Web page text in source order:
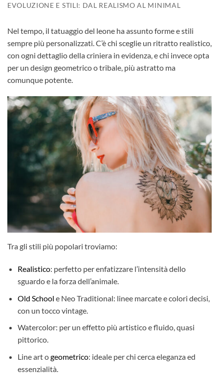
EVOLUZIONE E STILI: DAL REALISMO AL MINIMAL
Nel tempo, il tatuaggio del leone ha assunto forme e stili
sempre più personalizzati. C’è chi sceglie un ritratto realistico,
con ogni dettaglio della criniera in evidenza, e chi invece opta
per un design geometrico o tribale, più astratto ma
comunque potente.
Tra gli stili più popolari troviamo:
Realistico: perfetto per enfatizzare l’intensità dello
sguardo e la forza dell’animale.
Old School e Neo Traditional: linee marcate e colori decisi,
con un tocco vintage.
Watercolor: per un effetto più artistico e fluido, quasi
pittorico.
Line art ogeometrico: ideale per chi cerca eleganza ed
essenzialità.